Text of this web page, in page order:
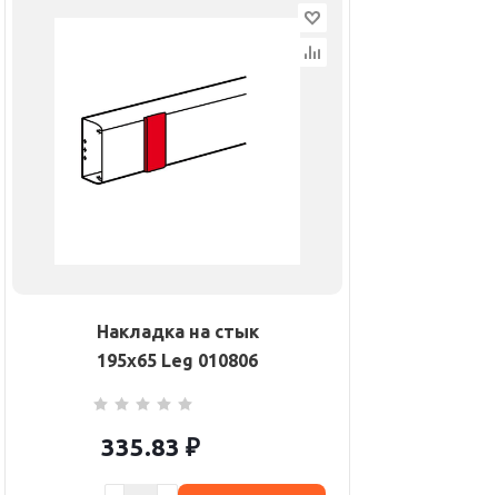
Накладка на стык
195х65 Leg 010806
335.83 ₽